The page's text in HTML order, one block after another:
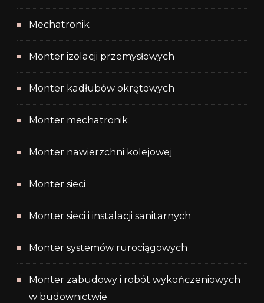
Mechatronik
Monter izolacji przemysłowych
Monter kadłubów okrętowych
Monter mechatronik
Monter nawierzchni kolejowej
Monter sieci
Monter sieci i instalacji sanitarnych
Monter systemów rurociągowych
Monter zabudowy i robót wykończeniowych
w budownictwie